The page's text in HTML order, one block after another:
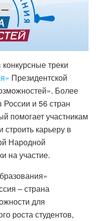
треки
Президентской
Более
России и 56 стран
помогает участникам
карьеру в
Народной
на участие.
– страна
для
роста студентов,